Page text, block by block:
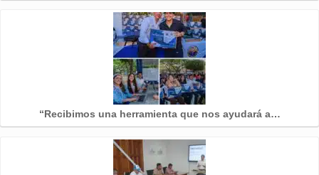
“Recibimos una herramienta que nos ayudará a…